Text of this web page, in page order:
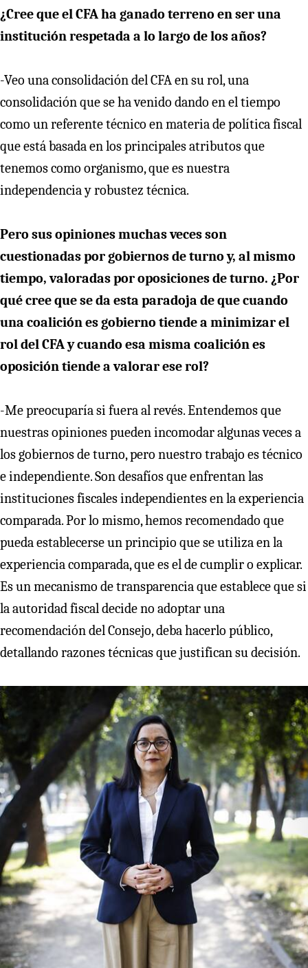
¿Cree que el CFA ha ganado terreno en ser una
institución respetada a lo largo de los años?
-Veo una consolidación del CFA en su rol, una
consolidación que se ha venido dando en el tiempo
como un referente técnico en materia de política fiscal
que está basada en los principales atributos que
tenemos como organismo, que es nuestra
independencia y robustez técnica.
Pero sus opiniones muchas veces son
cuestionadas por gobiernos de turno y, al mismo
tiempo, valoradas por oposiciones de turno. ¿Por
qué cree que se da esta paradoja de que cuando
una coalición es gobierno tiende a minimizar el
rol del CFA y cuando esa misma coalición es
oposición tiende a valorar ese rol?
-Me preocuparía si fuera al revés. Entendemos que
nuestras opiniones pueden incomodar algunas veces a
los gobiernos de turno, pero nuestro trabajo es técnico
e independiente. Son desafíos que enfrentan las
instituciones fiscales independientes en la experiencia
comparada. Por lo mismo, hemos recomendado que
pueda establecerse un principio que se utiliza en la
experiencia comparada, que es el de cumplir o explicar.
Es un mecanismo de transparencia que establece que si
la autoridad fiscal decide no adoptar una
recomendación del Consejo, deba hacerlo público,
detallando razones técnicas que justifican su decisión.